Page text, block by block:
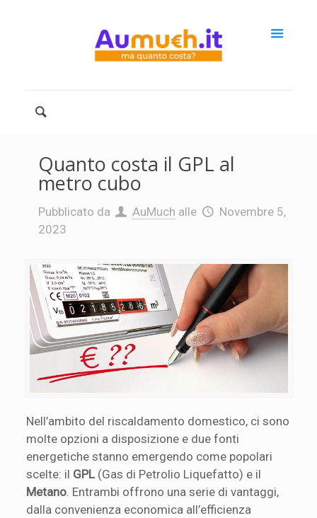
Quanto costa il GPL al
metro cubo
Pubblicato da AuMuch alle
Novembre 5,
2023
Nell’ambito del riscaldamento domestico, ci sono
molte opzioni a disposizione e due fonti
energetiche stanno emergendo come popolari
scelte: il GPL (Gas di Petrolio Liquefatto) e il
Metano. Entrambi offrono una serie di vantaggi,
dalla convenienza economica all’efficienza